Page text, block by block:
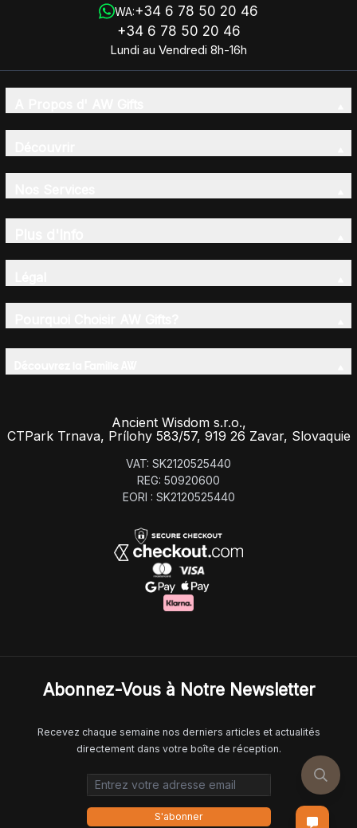
WA:+34 6 78 50 20 46
+34 6 78 50 20 46
Lundi au Vendredi 8h-16h
Ancient Wisdom s.r.o.,
CTPark Trnava, Prílohy 583/57, 919 26 Zavar, Slovaquie
VAT: SK2120525440
REG: 50920600
EORI : SK2120525440
Abonnez-Vous à Notre Newsletter
Recevez chaque semaine nos derniers articles et actualités
directement dans votre boîte de réception.
Email address
S'abonner